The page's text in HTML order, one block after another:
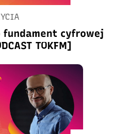
cyfrowej
TOKFM]